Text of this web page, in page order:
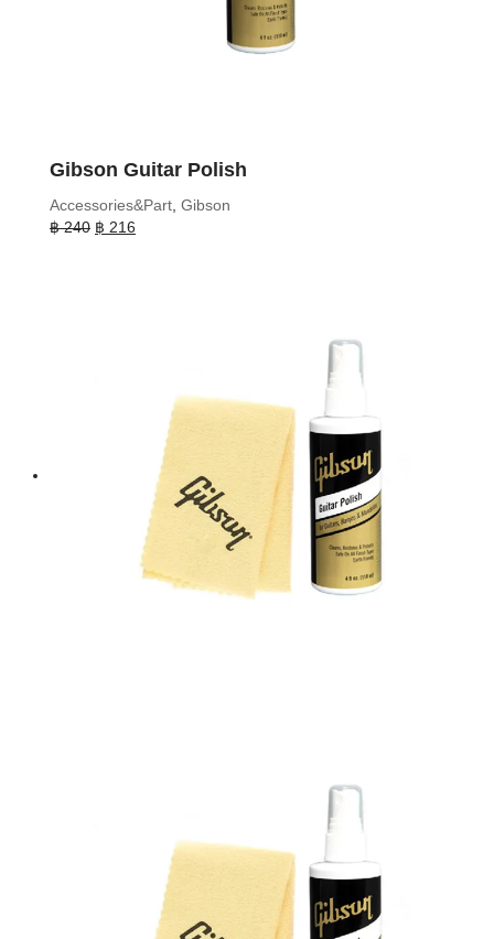
Gibson Guitar Polish
Accessories&Part, Gibson
฿240 Original
฿ 216